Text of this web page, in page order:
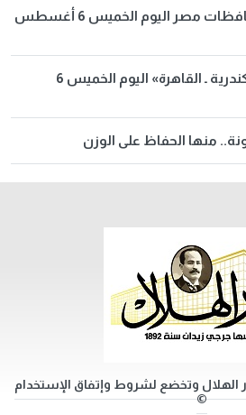
مواقيت الصلاة في محافظات مصر اليوم الخميس 6 أغسطس
مواعيد قطارات «الإسكندرية ـ القاهرة» اليوم الخميس 6
منها الحفاظ على الوزن
الهلال وتخضع لشروط وإتفاق الإستخدام
©